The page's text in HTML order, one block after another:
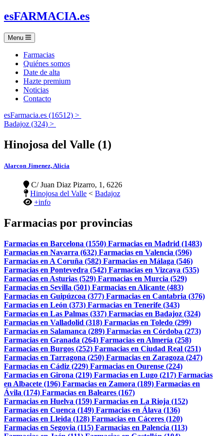
esFARMACIA.es
Menu
Farmacias
Quiénes somos
Date de alta
Hazte premium
Noticias
Contacto
esFarmacia.es (16512) >
Badajoz (324) >
Hinojosa del Valle (1)
Alarcon Jimenez, Alicia
C/ Juan Diaz Pizarro, 1, 6226
Hinojosa del Valle < Badajoz
+info
Farmacias por provincias
Farmacias en Barcelona (1550) Farmacias en Madrid (1483)
Farmacias en Navarra (632) Farmacias en Valencia (596)
Farmacias en A Coruña (582) Farmacias en Málaga (546)
Farmacias en Pontevedra (542) Farmacias en Vizcaya (535)
Farmacias en Asturias (529) Farmacias en Murcia (529)
Farmacias en Sevilla (501) Farmacias en Alicante (483)
Farmacias en Guipúzcoa (377) Farmacias en Cantabria (376)
Farmacias en León (373) Farmacias en Tenerife (343)
Farmacias en Las Palmas (337) Farmacias en Badajoz (324)
Farmacias en Valladolid (318) Farmacias en Toledo (299)
Farmacias en Salamanca (289) Farmacias en Córdoba (273)
Farmacias en Granada (264) Farmacias en Almería (258)
Farmacias en Burgos (252) Farmacias en Ciudad Real (251)
Farmacias en Tarragona (250) Farmacias en Zaragoza (247)
Farmacias en Cádiz (229) Farmacias en Ourense (224)
Farmacias en Girona (219) Farmacias en Lugo (217) Farmacias
en Albacete (196) Farmacias en Zamora (189) Farmacias en
Ávila (174) Farmacias en Baleares (167)
Farmacias en Huelva (159) Farmacias en La Rioja (152)
Farmacias en Cuenca (149) Farmacias en Álava (136)
Farmacias en Lleida (128) Farmacias en Cáceres (120)
Farmacias en Segovia (115) Farmacias en Palencia (113)